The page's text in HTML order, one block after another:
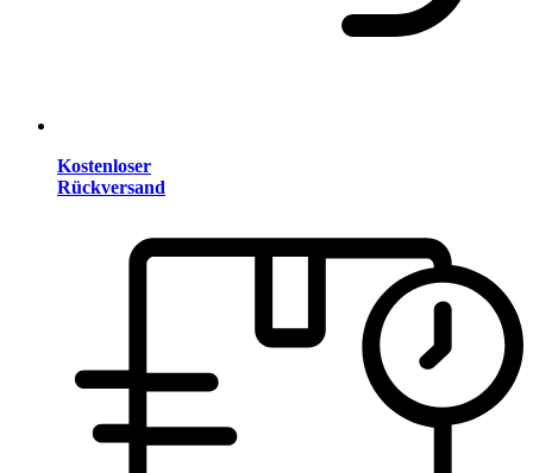
Kostenloser
Rückversand